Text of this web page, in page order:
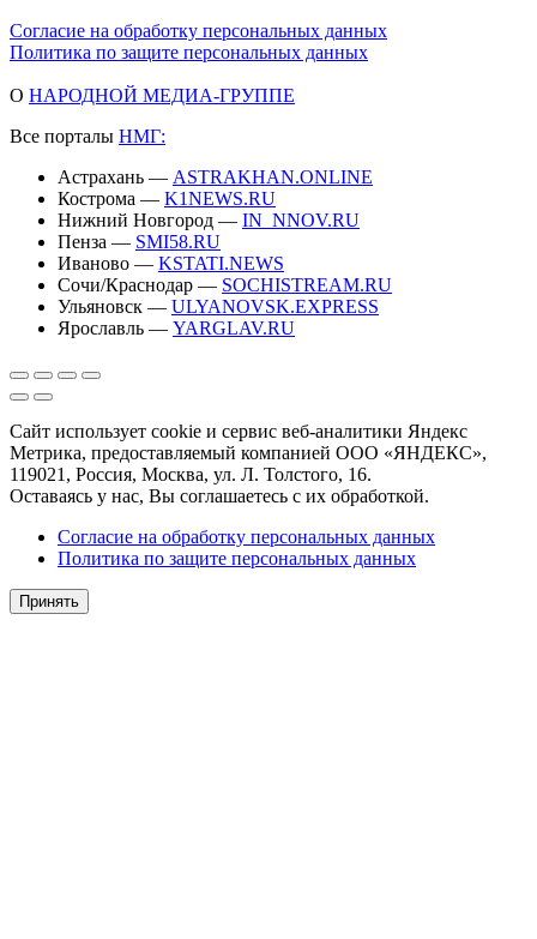
Согласие на обработку персональных данных
Политика по защите персональных данных
О НАРОДНОЙ МЕДИА-ГРУППЕ
Все порталы НМГ:
Астрахань — ASTRAKHAN.ONLINE
Кострома — K1NEWS.RU
Нижний Новгород — IN_NNOV.RU
Пенза — SMI58.RU
Иваново — KSTATI.NEWS
Сочи/Краснодар — SOCHISTREAM.RU
Ульяновск — ULYANOVSK.EXPRESS
Ярославль — YARGLAV.RU
Сайт использует cookie и сервис веб-аналитики Яндекс
Метрика, предоставляемый компанией ООО «ЯНДЕКС»,
119021, Россия, Москва, ул. Л. Толстого, 16.
Оставаясь у нас, Вы соглашаетесь с их обработкой.
Согласие на обработку персональных данных
Политика по защите персональных данных
Принять